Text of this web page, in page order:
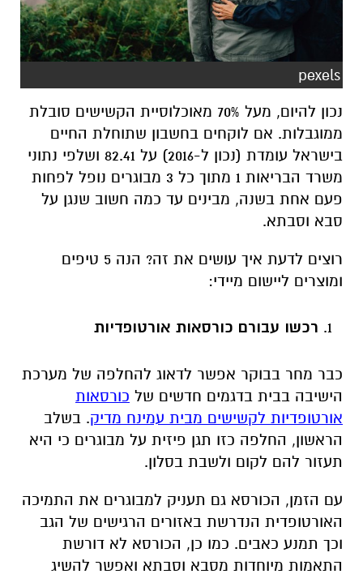
pexels
נכון להיום, מעל 70% מאוכלוסיית הקשישים סובלת
ממוגבלות. אם לוקחים בחשבון שתוחלת החיים
בישראל עומדת (נכון ל-2016) על 82.41 ושלפי נתוני
משרד הבריאות 1 מתוך כל 3 מבוגרים נופל לפחות
פעם אחת בשנה, מבינים עד כמה חשוב שנגן על
סבא וסבתא.
רוצים לדעת איך עושים את זה? הנה 5 טיפים
ומוצרים ליישום מיידי:
רכשו עבורם כורסאות אורטופדיות
כבר מחר בבוקר אפשר לדאוג להחלפה של מערכת
הישיבה בבית בדגמים חדשים של כורסאות
אורטופדיות לקשישים מבית עמינח מדיק. בשלב
הראשון, החלפה כזו תגן פיזית על מבוגרים כי היא
תעזור להם לקום ולשבת בסלון.
עם הזמן, הכורסא גם תעניק למבוגרים את התמיכה
האורטופדית הנדרשת באזורים הרגישים של הגב
וכך תמנע כאבים. כמו כן, הכורסא לא דורשת
התאמות מיוחדות מסבא וסבתא ואפשר להשיג